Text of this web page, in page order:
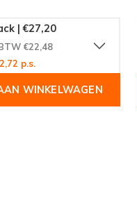
| €27,20
€22,48
p.s.
WINKELWAGEN